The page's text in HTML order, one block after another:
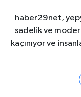
haber29net,
sadelik ve
kaçınıyor ve